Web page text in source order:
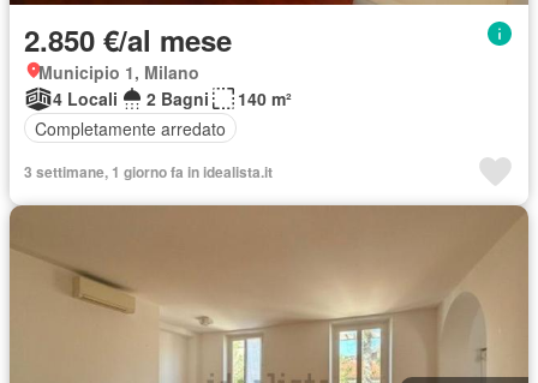
2.850 €/al mese
Municipio 1, Milano
4 Locali
2 Bagni
140 m²
Completamente arredato
3 settimane, 1 giorno fa in idealista.it